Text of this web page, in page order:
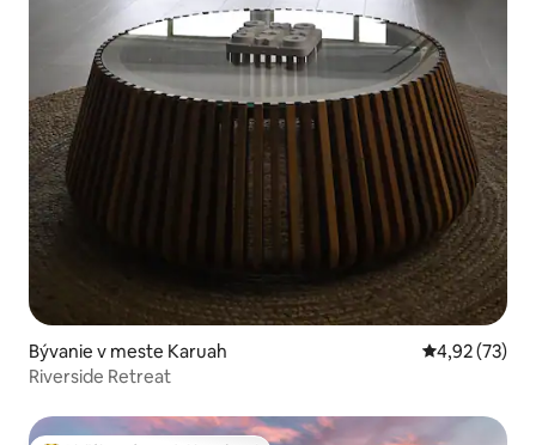
Bývanie v meste Karuah Priemerné
4,92 (73)
Riverside Retreat